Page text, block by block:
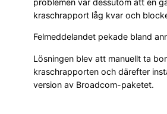
problemen var dessutom att en
kraschrapport låg kvar och
Felmeddelandet pekade bland
Lösningen blev att manuellt ta
kraschrapporten och därefter
version av Broadcom-paketet.